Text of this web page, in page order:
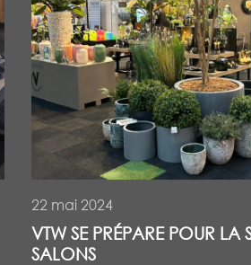
22 mai 2024
VTW SE PRÉPARE POUR LA
SALONS